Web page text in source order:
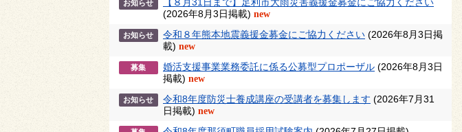
お知らせ
(2026年8月3日掲載) new
お知らせ 令和８年熊本地震義援金募金にご協力ください (2026年8月3日掲
載) new
募集 婚活支援事業業務委託に係る公募型プロポーザル (2026年8月3日
掲載) new
お知らせ 令和8年度防災士養成講座の受講者を募集します (2026年7月31
日掲載) new